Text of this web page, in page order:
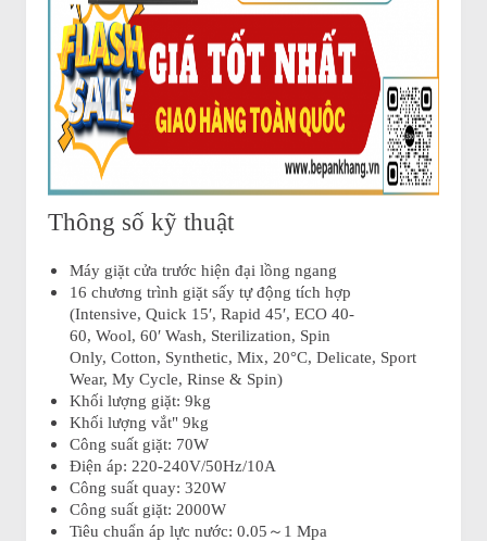
Thông số kỹ thuật
Máy giặt cửa trước hiện đại lồng ngang
16 chương trình giặt sấy tự động tích hợp
(Intensive, Quick 15′, Rapid 45′, ECO 40-
60, Wool, 60′ Wash, Sterilization, Spin
Only, Cotton, Synthetic, Mix, 20°C, Delicate, Sport
Wear, My Cycle, Rinse & Spin)
Khối lượng giặt: 9kg
Khối lượng vắt" 9kg
Công suất giặt: 70W
Điện áp: 220-240V/50Hz/10A
Công suất quay: 320W
Công suất giặt: 2000W
Tiêu chuẩn áp lực nước: 0.05～1 Mpa